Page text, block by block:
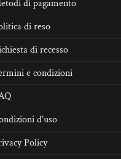
di pagamento
di reso
di recesso
e condizioni
d’uso
Policy